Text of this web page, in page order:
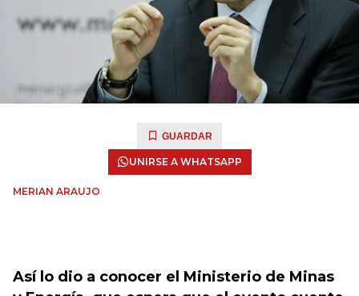
GUARDAR
UNIRSE A WHATSAPP
MERIAN ARAUJO
Así lo dio a conocer el Ministerio de Minas